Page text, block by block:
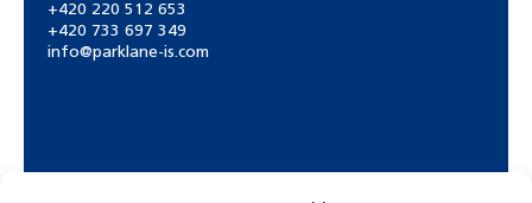
+420 220 512 653
+420 733 697 349
info@parklane-is.com